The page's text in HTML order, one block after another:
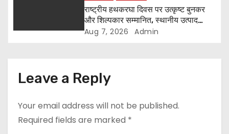
राष्ट्रीय हथकरघा दिवस पर उत्कृष्ट बुनकर
और शिल्पकार सम्मानित, स्थानीय उत्पाद
अपनाने का आह्वान
Aug 7, 2026 Admin
Leave a Reply
Your email address will not be published.
Required fields are marked *